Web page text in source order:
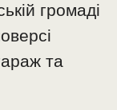
громаді
та